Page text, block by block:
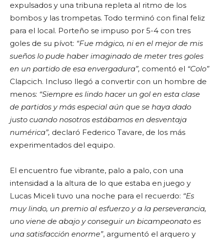
expulsados y una tribuna repleta al ritmo de los
bombos y las trompetas. Todo terminó con final feliz
para el local. Porteño se impuso por 5-4 con tres
goles de su pívot: “Fue mágico, ni en el mejor de mis
sueños lo pude haber imaginado de meter tres goles
en un partido de esa envergadura”, comentó el “Colo”
Clapcich. Incluso llegó a convertir con un hombre de
menos: “Siempre es lindo hacer un gol en esta clase
de partidos y más especial aún que se haya dado
justo cuando nosotros estábamos en desventaja
numérica”, declaró Federico Tavare, de los más
experimentados del equipo.
El encuentro fue vibrante, palo a palo, con una
intensidad a la altura de lo que estaba en juego y
Lucas Miceli tuvo una noche para el recuerdo: “Es
muy lindo, un premio al esfuerzo y a la perseverancia,
uno viene de abajo y conseguir un bicampeonato es
una satisfacción enorme”, argumentó el arquero y